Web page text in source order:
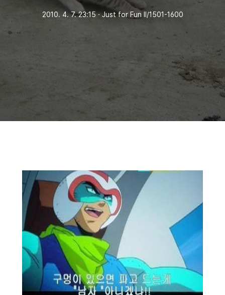
2010. 4. 7. 23:15ㆍJust for Fun Ⅱ/1501-1600